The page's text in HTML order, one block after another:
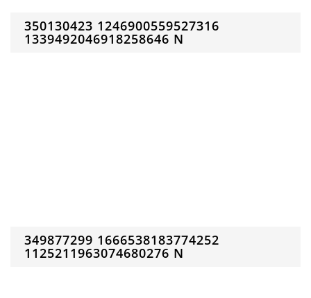
350130423 1246900559527316
1339492046918258646 N
349877299 1666538183774252
1125211963074680276 N